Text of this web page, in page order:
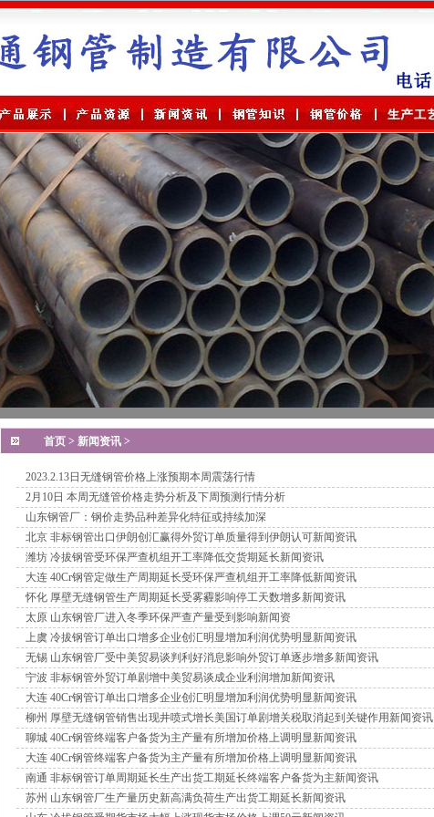
首页 > 新闻资讯 >
2023.2.13日无缝钢管价格上涨预期本周震荡行情
2月10日 本周无缝管价格走势分析及下周预测行情分析
山东钢管厂：钢价走势品种差异化特征或持续加深
北京 非标钢管出口伊朗创汇赢得外贸订单质量得到伊朗认可新闻资讯
潍坊 冷拔钢管受环保严查机组开工率降低交货期延长新闻资讯
大连 40Cr钢管定做生产周期延长受环保严查机组开工率降低新闻资讯
怀化 厚壁无缝钢管生产周期延长受雾霾影响停工天数增多新闻资讯
太原 山东钢管厂进入冬季环保严查产量受到影响新闻资
上虞 冷拔钢管订单出口增多企业创汇明显增加利润优势明显新闻资讯
无锡 山东钢管厂受中美贸易谈判利好消息影响外贸订单逐步增多新闻资讯
宁波 非标钢管外贸订单剧增中美贸易谈成企业利润增加新闻资讯
大连 40Cr钢管订单出口增多企业创汇明显增加利润优势明显新闻资讯
柳州 厚壁无缝钢管销售出现井喷式增长美国订单剧增关税取消起到关键作用新闻资讯
聊城 40Cr钢管终端客户备货为主产量有所增加价格上调明显新闻资讯
大连 40Cr钢管终端客户备货为主产量有所增加价格上调明显新闻资讯
南通 非标钢管订单周期延长生产出货工期延长终端客户备货为主新闻资讯
苏州 山东钢管厂生产量历史新高满负荷生产出货工期延长新闻资讯